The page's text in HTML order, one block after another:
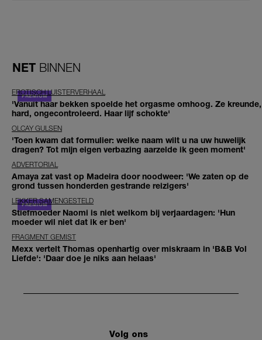
NET BINNEN
EROTISCH LUISTERVERHAAL
'Vanuit haar bekken spoelde het orgasme omhoog. Ze kreunde,
hard, ongecontroleerd. Haar lijf schokte'
OLCAY GULSEN
'Toen kwam dat formulier: welke naam wilt u na uw huwelijk
dragen? Tot mijn eigen verbazing aarzelde ik geen moment'
ADVERTORIAL
Amaya zat vast op Madeira door noodweer: 'We zaten op de
grond tussen honderden gestrande reizigers'
LEKKER SAMENGESTELD
Stiefmoeder Naomi is niet welkom bij verjaardagen: 'Hun
moeder wil niet dat ik er ben'
FRAGMENT GEMIST
Mexx vertelt Thomas openhartig over miskraam in 'B&B Vol
Liefde': 'Daar doe je niks aan helaas'
Volg ons